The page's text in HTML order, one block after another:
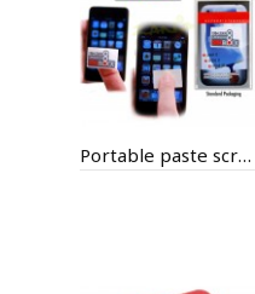
Portable paste screen cleaning